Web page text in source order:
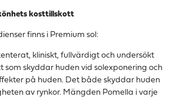
kosttillskott
finns i Premium sol:
kliniskt, fullvärdigt och undersökt
skyddar huden vid solexponering och
på huden. Det både skyddar huden
av rynkor. Mängden Pomella i varje